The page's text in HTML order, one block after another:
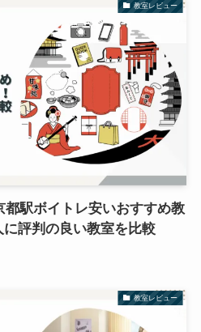
教室レビュー
都駅ボイトレ安いおすすめ教
評判の良い教室を比較
教室レビュー